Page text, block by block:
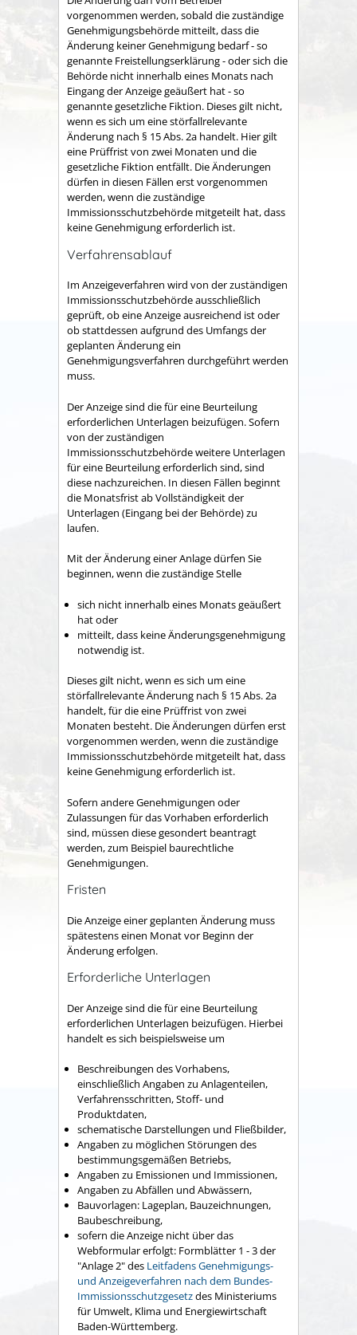
vorgenommen werden, sobald die zuständige
Genehmigungsbehörde mitteilt, dass die
Änderung keiner Genehmigung bedarf - so
genannte Freistellungserklärung - oder sich die
Behörde nicht innerhalb eines Monats nach
Eingang der Anzeige geäußert hat - so
genannte gesetzliche Fiktion. Dieses gilt nicht,
wenn es sich um eine störfallrelevante
Änderung nach § 15 Abs. 2a handelt. Hier gilt
eine Prüffrist von zwei Monaten und die
gesetzliche Fiktion entfällt. Die Änderungen
dürfen in diesen Fällen erst vorgenommen
werden, wenn die zuständige
Immissionsschutzbehörde mitgeteilt hat, dass
keine Genehmigung erforderlich ist.
Verfahrensablauf
Im Anzeigeverfahren wird von der zuständigen
Immissionsschutzbehörde ausschließlich
geprüft, ob eine Anzeige ausreichend ist oder
ob stattdessen aufgrund des Umfangs der
geplanten Änderung ein
Genehmigungsverfahren durchgeführt werden
muss.
Der Anzeige sind die für eine Beurteilung
erforderlichen Unterlagen beizufügen. Sofern
von der zuständigen
Immissionsschutzbehörde weitere Unterlagen
für eine Beurteilung erforderlich sind, sind
diese nachzureichen. In diesen Fällen beginnt
die Monatsfrist ab Vollständigkeit der
Unterlagen (Eingang bei der Behörde) zu
laufen.
Mit der Änderung einer Anlage dürfen Sie
beginnen, wenn die zuständige Stelle
sich nicht innerhalb eines Monats geäußert
hat oder
mitteilt, dass keine Änderungsgenehmigung
notwendig ist.
Dieses gilt nicht, wenn es sich um eine
störfallrelevante Änderung nach § 15 Abs. 2a
handelt, für die eine Prüffrist von zwei
Monaten besteht. Die Änderungen dürfen erst
vorgenommen werden, wenn die zuständige
Immissionsschutzbehörde mitgeteilt hat, dass
keine Genehmigung erforderlich ist.
Sofern andere Genehmigungen oder
Zulassungen für das Vorhaben erforderlich
sind, müssen diese gesondert beantragt
werden, zum Beispiel baurechtliche
Genehmigungen.
Fristen
Die Anzeige einer geplanten Änderung muss
spätestens einen Monat vor Beginn der
Änderung erfolgen.
Erforderliche Unterlagen
Der Anzeige sind die für eine Beurteilung
erforderlichen Unterlagen beizufügen. Hierbei
handelt es sich beispielsweise um
Beschreibungen des Vorhabens,
einschließlich Angaben zu Anlagenteilen,
Verfahrensschritten, Stoff- und
Produktdaten,
schematische Darstellungen und Fließbilder,
Angaben zu möglichen Störungen des
bestimmungsgemäßen Betriebs,
Angaben zu Emissionen und Immissionen,
Angaben zu Abfällen und Abwässern,
Bauvorlagen: Lageplan, Bauzeichnungen,
Baubeschreibung,
sofern die Anzeige nicht über das
Webformular erfolgt: Formblätter 1 - 3 der
"Anlage 2" des Leitfadens Genehmigungs-
und Anzeigeverfahren nach dem Bundes-
Immissionsschutzgesetzdes Ministeriums
für Umwelt, Klima und Energiewirtschaft
Baden-Württemberg.